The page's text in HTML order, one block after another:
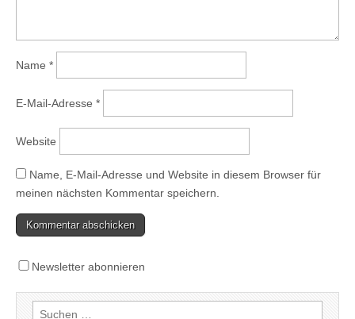
Name *
E-Mail-Adresse *
Website
Name, E-Mail-Adresse und Website in diesem Browser für
meinen nächsten Kommentar speichern.
Newsletter abonnieren
Suchen